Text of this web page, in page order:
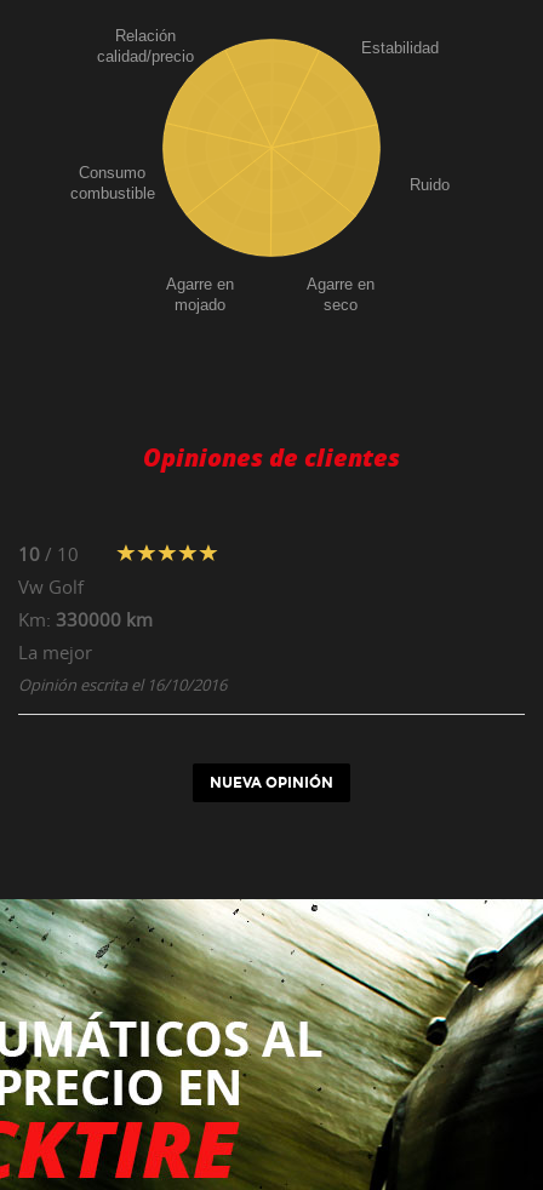
Estabilidad
Ruido
Agarre en
seco
Agarre en
mojado
Consumo
combustible
Relación
calidad/precio
Opiniones de clientes
10 / 10
Vw Golf
Km: 330000 km
La mejor
Opinión escrita el 16/10/2016
NUEVA OPINIÓN